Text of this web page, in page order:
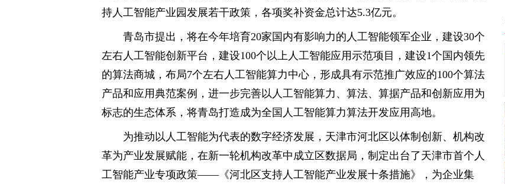
持人工智能产业园发展若干政策，各项奖补资金总计达5.3亿元。
青岛市提出，将在今年培育20家国内有影响力的人工智能领军企业，建设30个
左右人工智能创新平台，建设100个以上人工智能应用示范项目，建设1个国内领先
的算法商城，布局7个左右人工智能算力中心，形成具有示范推广效应的100个算法
产品和应用典范案例，进一步完善以人工智能算力、算法、算据产品和创新应用为
标志的生态体系，将青岛打造成为全国人工智能算力算法开发应用高地。
为推动以人工智能为代表的数字经济发展，天津市河北区以体制创新、机构改
革为产业发展赋能，在新一轮机构改革中成立区数据局，制定出台了天津市首个人
工智能产业专项政策——《河北区支持人工智能产业发展十条措施》，为企业集